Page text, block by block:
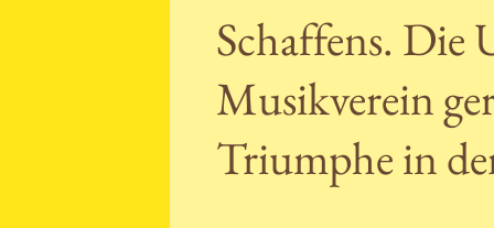
Schaffens.
Musikverein
Triumphe in